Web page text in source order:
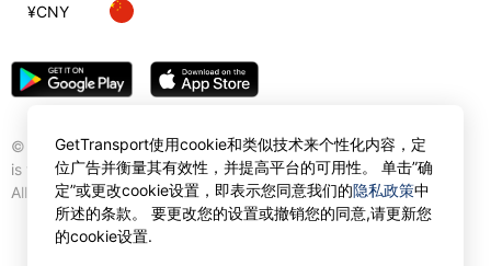
© Gettransport International Limited. GetTransport®
is trademark of Gettransport International Limited.
All rights reserved.
¥CNY
GetTransport使用cookie和类似技术来个性化内容，定
位广告并衡量其有效性，并提高平台的可用性。 单击”确
定”或更改cookie设置，即表示您同意我们的隐私政策中
所述的条款。 要更改您的设置或撤销您的同意,请更新您
的cookie设置.